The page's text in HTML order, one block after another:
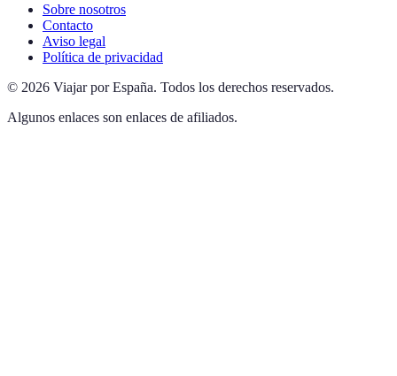
Sobre nosotros
Contacto
Aviso legal
Política de privacidad
© 2026 Viajar por España. Todos los derechos reservados.
Algunos enlaces son enlaces de afiliados.